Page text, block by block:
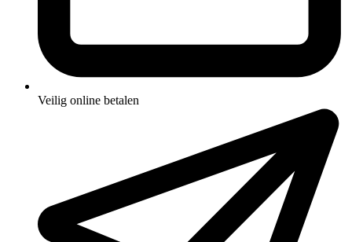
Veilig online betalen